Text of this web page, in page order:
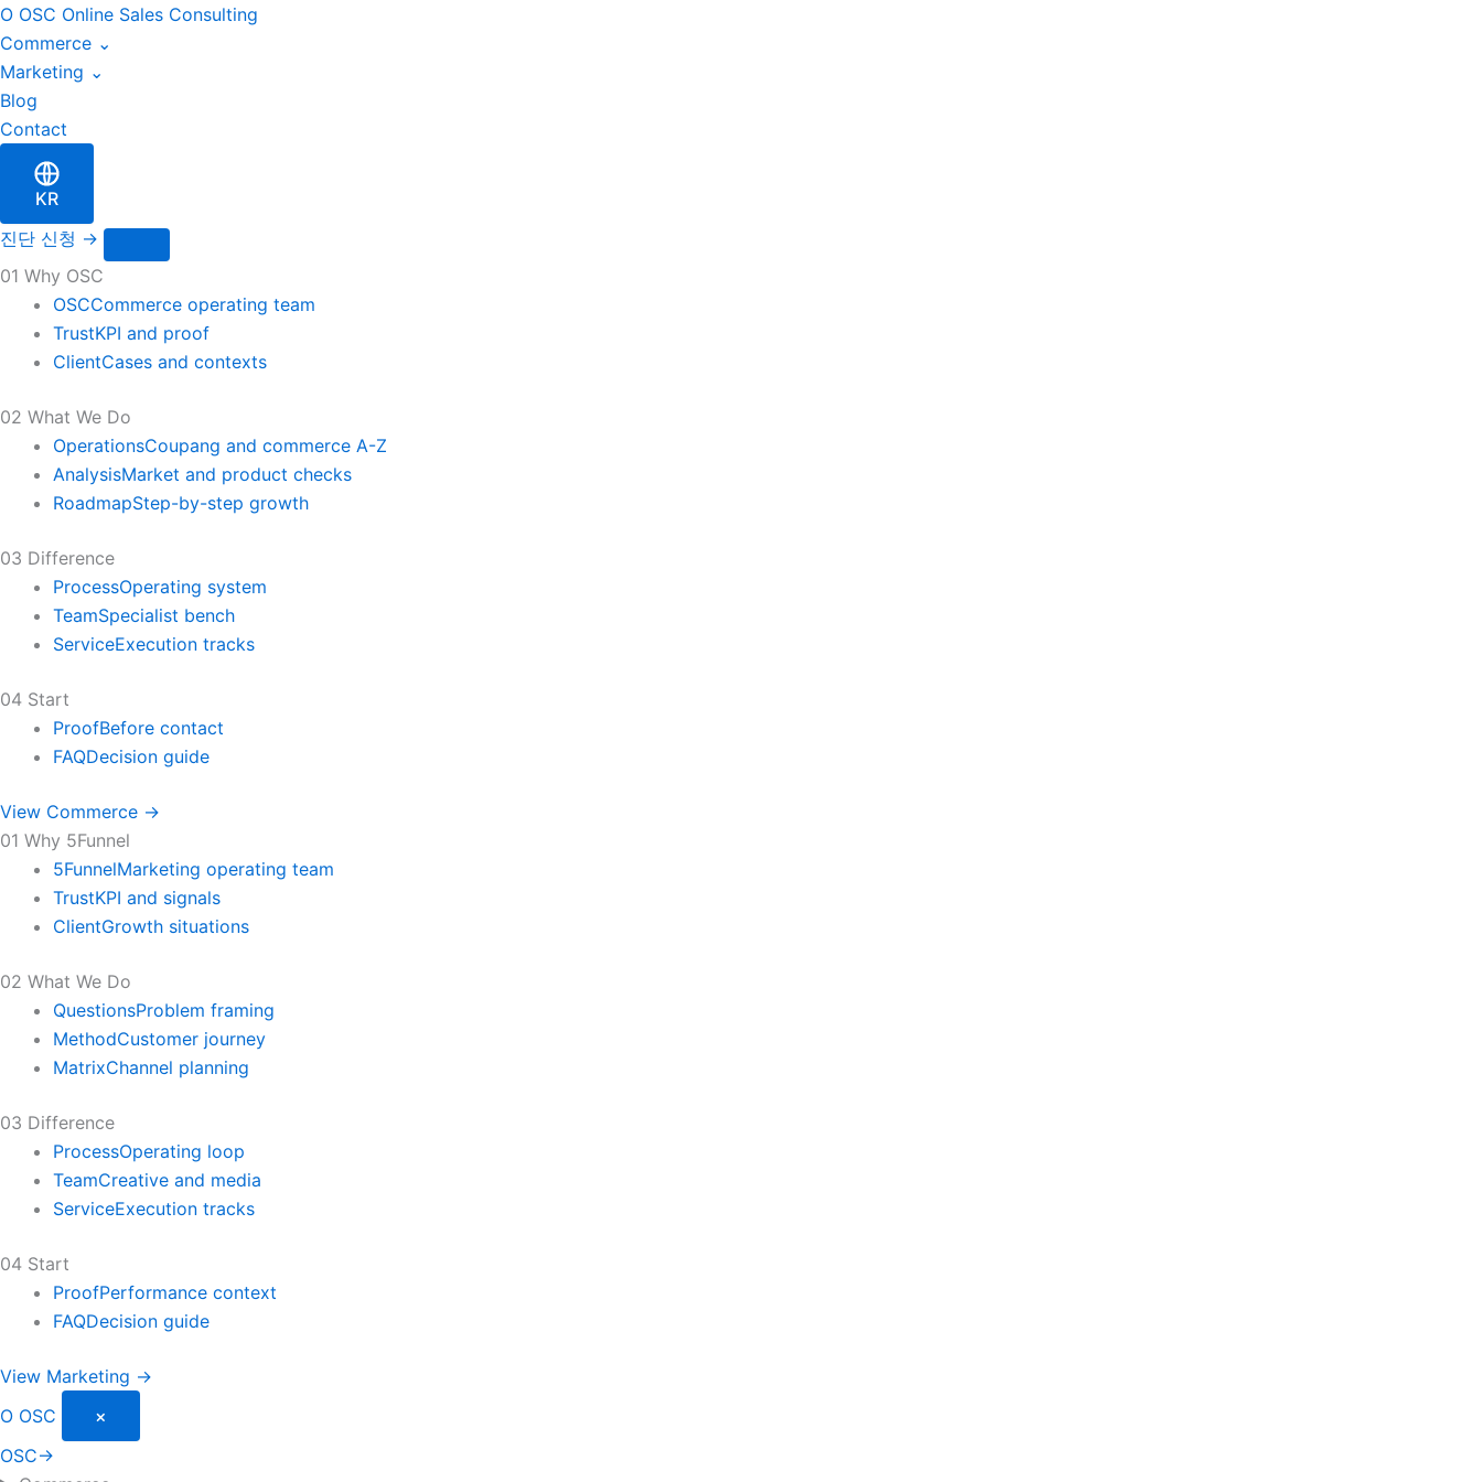
Skip
to
content
O OSC Online Sales Consulting
Commerce ⌄
Marketing ⌄
Blog
Contact
KR
진단 신청 →
01 Why OSC
OSCCommerce operating team
TrustKPI and proof
ClientCases and contexts
02 What We Do
OperationsCoupang and commerce A-Z
AnalysisMarket and product checks
RoadmapStep-by-step growth
03 Difference
ProcessOperating system
TeamSpecialist bench
ServiceExecution tracks
04 Start
ProofBefore contact
FAQDecision guide
View Commerce →
01 Why 5Funnel
5FunnelMarketing operating team
TrustKPI and signals
ClientGrowth situations
02 What We Do
QuestionsProblem framing
MethodCustomer journey
MatrixChannel planning
03 Difference
ProcessOperating loop
TeamCreative and media
ServiceExecution tracks
04 Start
ProofPerformance context
FAQDecision guide
View Marketing →
O OSC
×
OSC→
블
그
검
색